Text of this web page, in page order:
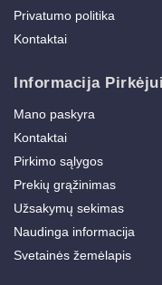
Privatumo politika
Kontaktai
Informacija Pirkėjui
Mano paskyra
Kontaktai
Pirkimo sąlygos
Prekių grąžinimas
Užsakymų sekimas
Naudinga informacija
Svetainės žemėlapis